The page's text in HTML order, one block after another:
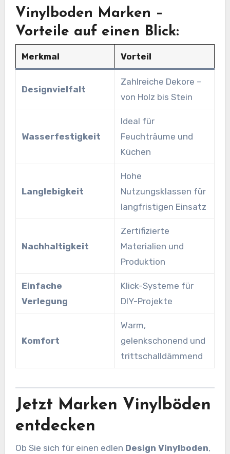
Vinylboden Marken –
Vorteile auf einen Blick:
Merkmal Vorteil
Designvielfalt
Zahlreiche Dekore –
von Holz bis Stein
Wasserfestigkeit
Ideal für
Feuchträume und
Küchen
Langlebigkeit
Hohe
Nutzungsklassen für
langfristigen Einsatz
Nachhaltigkeit
Zertifizierte
Materialien und
Produktion
Einfache
Verlegung
Klick-Systeme für
DIY-Projekte
Komfort
Warm,
gelenkschonend und
trittschalldämmend
Jetzt Marken Vinylböden
entdecken
Ob Sie sich für einen edlen Design Vinylboden,